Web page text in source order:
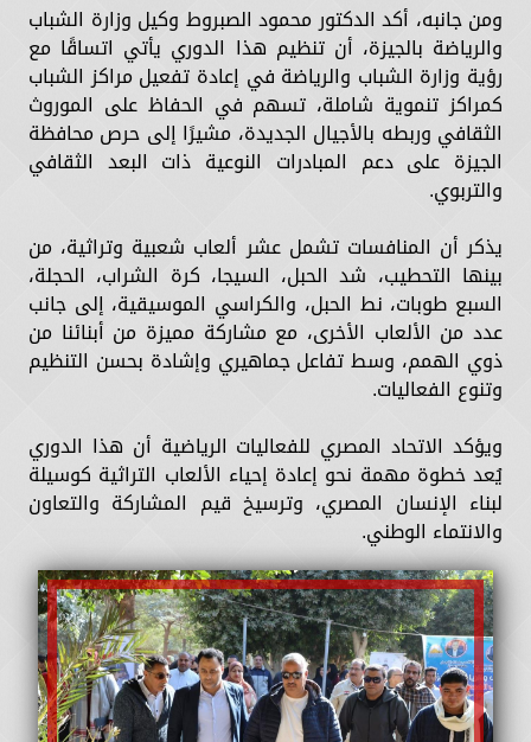
ومن جانبه، أكد الدكتور محمود الصبروط وكيل وزارة الشباب
والرياضة بالجيزة، أن تنظيم هذا الدوري يأتي اتساقًا مع
رؤية وزارة الشباب والرياضة في إعادة تفعيل مراكز الشباب
كمراكز تنموية شاملة، تسهم في الحفاظ على الموروث
الثقافي وربطه بالأجيال الجديدة، مشيرًا إلى حرص محافظة
الجيزة على دعم المبادرات النوعية ذات البعد الثقافي
والتربوي.
يذكر أن المنافسات تشمل عشر ألعاب شعبية وتراثية، من
بينها التحطيب، شد الحبل، السيجا، كرة الشراب، الحجلة،
السبع طوبات، نط الحبل، والكراسي الموسيقية، إلى جانب
عدد من الألعاب الأخرى، مع مشاركة مميزة من أبنائنا من
ذوي الهمم، وسط تفاعل جماهيري وإشادة بحسن التنظيم
وتنوع الفعاليات.
ويؤكد الاتحاد المصري للفعاليات الرياضية أن هذا الدوري
يُعد خطوة مهمة نحو إعادة إحياء الألعاب التراثية كوسيلة
لبناء الإنسان المصري، وترسيخ قيم المشاركة والتعاون
والانتماء الوطني.